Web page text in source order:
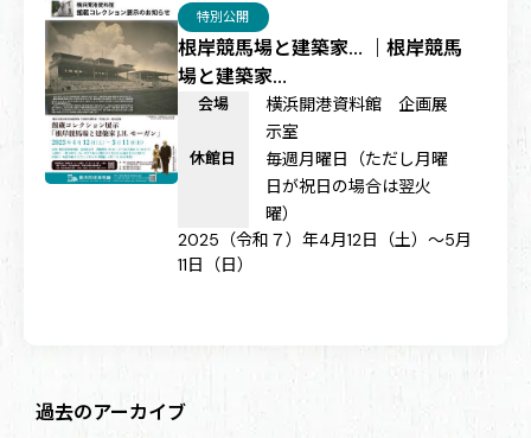
根岸競馬場と建築家… ｜根岸競馬
場と建築家…
特別公開
2025（令和７）年4月12日（土）～5月
11日（日）
会場
横浜開港資料館 企画展
示室
休館日
毎週月曜日（ただし月曜
日が祝日の場合は翌火
曜）
過去のアーカイブ